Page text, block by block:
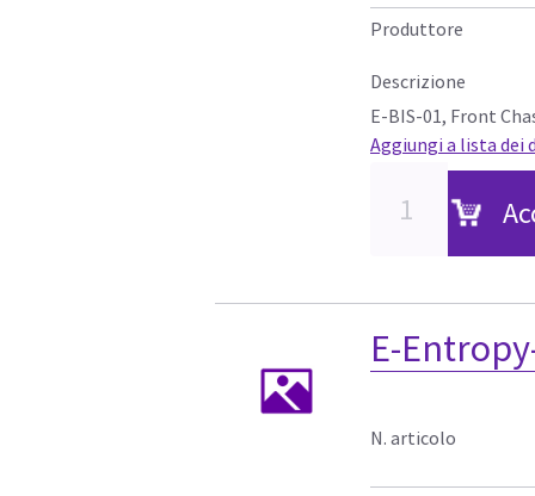
Produttore
Descrizione
E-BIS-01, Front
Aggiungi a lista dei
E-
N. articolo